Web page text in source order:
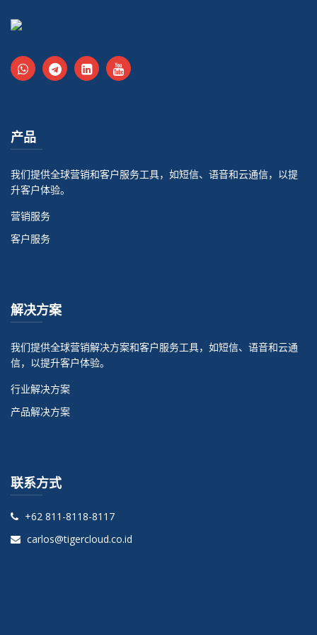
产品
我们提供全球营销和客户服务工具，如短信、语音和云通信，以提
升客户体验。
营销服务
客户服务
解决方案
我们提供全球营销解决方案和客户服务工具，如短信、语音和云通
信，以提升客户体验。
行业解决方案
产品解决方案
联系方式
+62 811-8118-8117
carlos@tigercloud.co.id